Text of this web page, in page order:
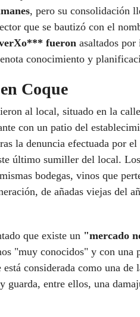
, pero su consolidación
que se bautizó con el
fueron asaltados
conocimiento y
Coque
al local, situado en la
con un patio del
la denuncia efectuada por el
último sumiller del local.
bodegas, vinos que
de añadas viejas del
que existe un "mercado
"muy conocidos" y con una
considerada como una de
guarda, entre ellos, una